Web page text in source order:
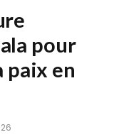
pour
paix en